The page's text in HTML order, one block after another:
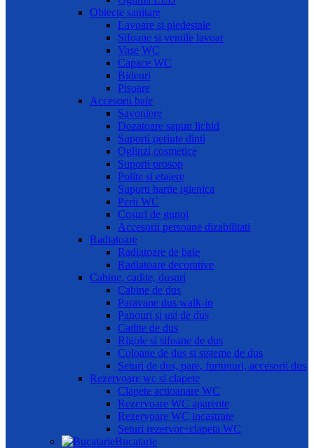
Obiecte sanitare
Lavoare si piedestale
Sifoane si ventile lavoar
Vase WC
Capace WC
Bideuri
Pisoare
Accesorii baie
Savoniere
Dozatoare sapun lichid
Suporti periute dinti
Oglinzi cosmetice
Suporti prosop
Polite si etajere
Suporti hartie igienica
Perii WC
Cosuri de gunoi
Accesorii persoane dizabilitati
Radiatoare
Radiatoare de baie
Radiatoare decorative
Cabine, cadite, dusuri
Cabine de dus
Paravane dus walk-in
Panouri si usi de dus
Cadite de dus
Rigole si sifoane de dus
Coloane de dus si sisteme de dus
Seturi de dus, pare, furtunuri, accesorii dus
Rezervoare wc si clapete
Clapete actioanare WC
Rezervoare WC aparente
Rezervoare WC incastrate
Seturi rezervor+clapeta WC
Bucatarie